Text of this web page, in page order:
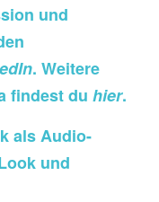
und
. Weitere
findest du hier.
als Audio-
und